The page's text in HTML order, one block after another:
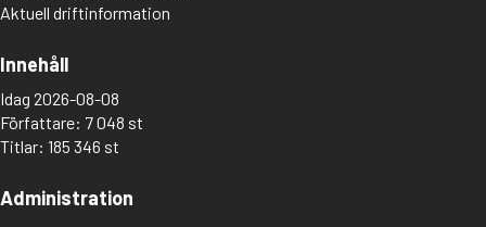
Aktuell driftinformation
Innehåll
Idag 2026-08-08
Författare: 7 048 st
Titlar: 185 346 st
Administration